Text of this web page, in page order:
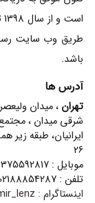
طریق وب سایت
باشد.
آدرس ها
تهران ، میدان
شرقی میدان ،
ایرانیان، طبقه زیر
26
موبایل : 09375592817
تلفن : 02188854287
اینستاگرام :